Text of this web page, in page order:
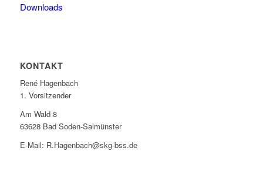
Downloads
KONTAKT
René Hagenbach
1. Vorsitzender
Am Wald 8
63628 Bad Soden-Salmünster
E-Mail: R.Hagenbach@skg-bss.de